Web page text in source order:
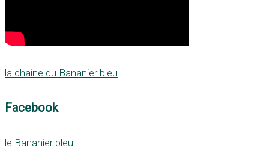
la chaine du Bananier bleu
Facebook
le Bananier bleu